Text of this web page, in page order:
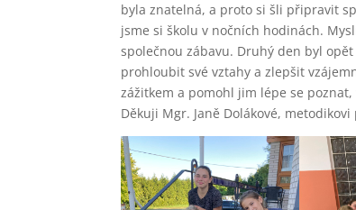
byla znatelná, a proto si šli připravit
jsme si školu v nočních hodinách.
společnou zábavu. Druhý den byl
prohloubit své vztahy a zlepšit
zážitkem a pomohl jim lépe se
Děkuji Mgr. Janě Dolákové,